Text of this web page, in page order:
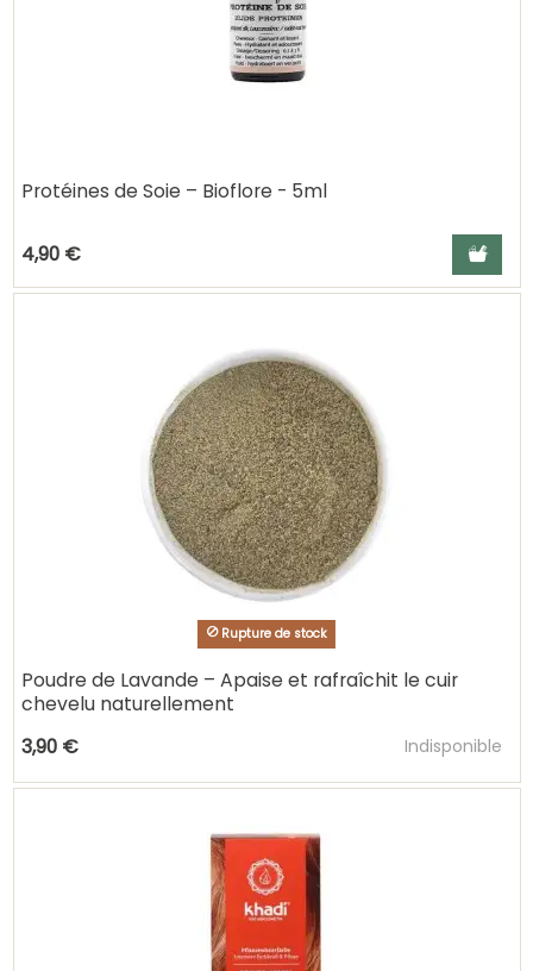
Protéines de Soie – Bioflore - 5ml
4,90 € Ajouter
Rupture de stock
Poudre de Lavande – Apaise et rafraîchit le cuir
chevelu naturellement
3,90 €
Indisponible
Ajouter au